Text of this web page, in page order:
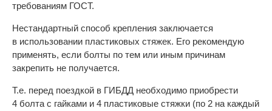
требованиям ГОСТ.
Нестандартный способ крепления заключается
в использовании пластиковых стяжек. Его рекомендую
применять, если болты по тем или иным причинам
закрепить не получается.
Т.е. перед поездкой в ГИБДД необходимо приобрести
4 болта с гайками и 4 пластиковые стяжки (по 2 на каждый